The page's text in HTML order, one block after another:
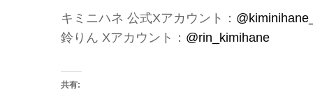
キミニハネ 公式Xアカウント：
鈴りん Xアカウント： @rin_kimihane
共有: